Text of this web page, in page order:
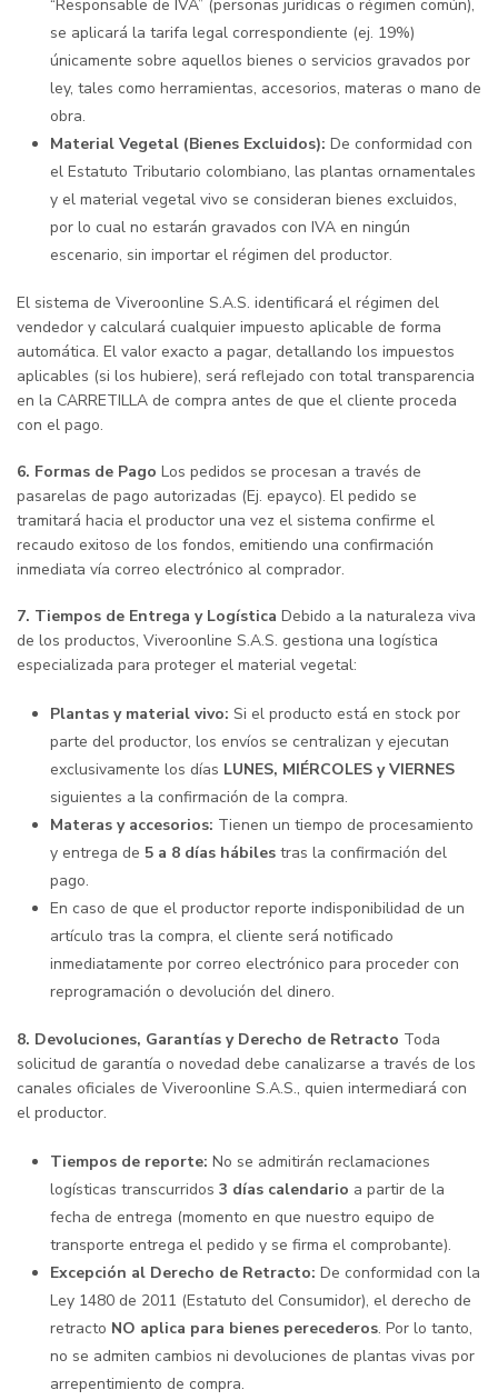
“Responsable de IVA” (personas jurídicas o régimen común),
se aplicará la tarifa legal correspondiente (ej. 19%)
únicamente sobre aquellos bienes o servicios gravados por
ley, tales como herramientas, accesorios, materas o mano de
obra.
Material Vegetal (Bienes Excluidos): De conformidad con
el Estatuto Tributario colombiano, las plantas ornamentales
y el material vegetal vivo se consideran bienes excluidos,
por lo cual no estarán gravados con IVA en ningún
escenario, sin importar el régimen del productor.
El sistema de Viveroonline S.A.S. identificará el régimen del
vendedor y calculará cualquier impuesto aplicable de forma
automática. El valor exacto a pagar, detallando los impuestos
aplicables (si los hubiere), será reflejado con total transparencia
en la CARRETILLA de compra antes de que el cliente proceda
con el pago.
6. Formas de Pago Los pedidos se procesan a través de
pasarelas de pago autorizadas (Ej. epayco). El pedido se
tramitará hacia el productor una vez el sistema confirme el
recaudo exitoso de los fondos, emitiendo una confirmación
inmediata vía correo electrónico al comprador.
7. Tiempos de Entrega y Logística Debido a la naturaleza viva
de los productos, Viveroonline S.A.S. gestiona una logística
especializada para proteger el material vegetal:
Plantas y material vivo: Si el producto está en stock por
parte del productor, los envíos se centralizan y ejecutan
exclusivamente los días LUNES, MIÉRCOLES y VIERNES
siguientes a la confirmación de la compra.
Materas y accesorios: Tienen un tiempo de procesamiento
y entrega de 5 a 8 días hábiles tras la confirmación del
pago.
En caso de que el productor reporte indisponibilidad de un
artículo tras la compra, el cliente será notificado
inmediatamente por correo electrónico para proceder con
reprogramación o devolución del dinero.
8. Devoluciones, Garantías y Derecho de Retracto Toda
solicitud de garantía o novedad debe canalizarse a través de los
canales oficiales de Viveroonline S.A.S., quien intermediará con
el productor.
Tiempos de reporte: No se admitirán reclamaciones
logísticas transcurridos 3 días calendario a partir de la
fecha de entrega (momento en que nuestro equipo de
transporte entrega el pedido y se firma el comprobante).
Excepción al Derecho de Retracto: De conformidad con la
Ley 1480 de 2011 (Estatuto del Consumidor), el derecho de
retracto NO aplica para bienes perecederos. Por lo tanto,
no se admiten cambios ni devoluciones de plantas vivas por
arrepentimiento de compra.